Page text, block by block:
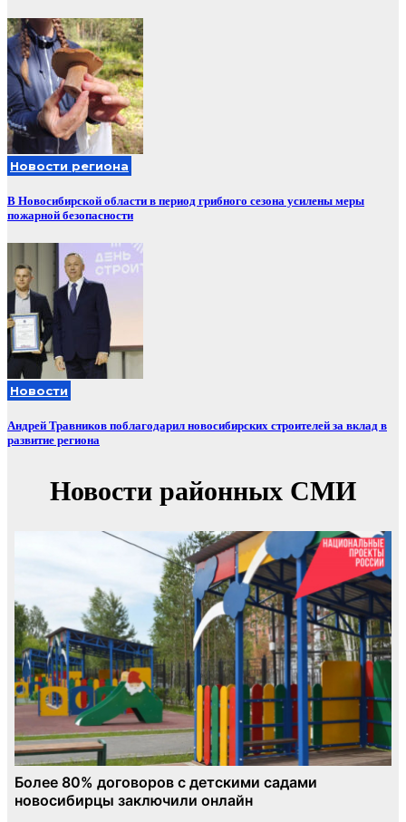
Новости региона
В Новосибирской области в период грибного сезона усилены меры
пожарной безопасности
Новости
Андрей Травников поблагодарил новосибирских строителей за вклад в
развитие региона